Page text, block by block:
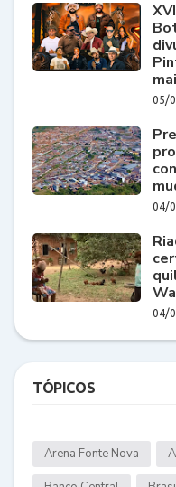
05/
04/
04/
TÓPICOS
Arena Fonte Nova